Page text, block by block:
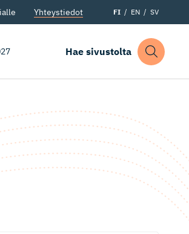
Yhteystiedot FI EN SV
Hae sivustolta